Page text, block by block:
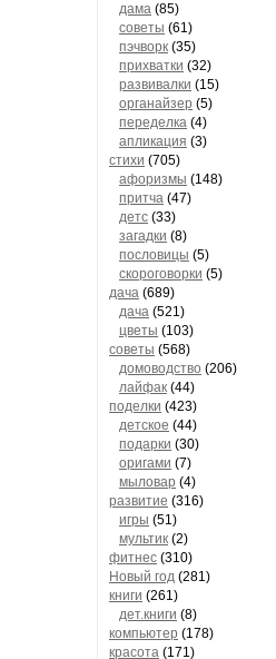
дама (85)
советы (61)
пэчворк (35)
прихватки (32)
развивалки (15)
органайзер (5)
переделка (4)
апликация (3)
стихи (705)
афоризмы (148)
притча (47)
детс (33)
загадки (8)
пословицы (5)
скороговорки (5)
дача (689)
дача (521)
цветы (103)
советы (568)
домоводство (206)
лайфак (44)
поделки (423)
детское (44)
подарки (30)
оригами (7)
мыловар (4)
развитие (316)
игры (51)
мультик (2)
фитнес (310)
Новый год (281)
книги (261)
дет.книги (8)
компьютер (178)
красота (171)